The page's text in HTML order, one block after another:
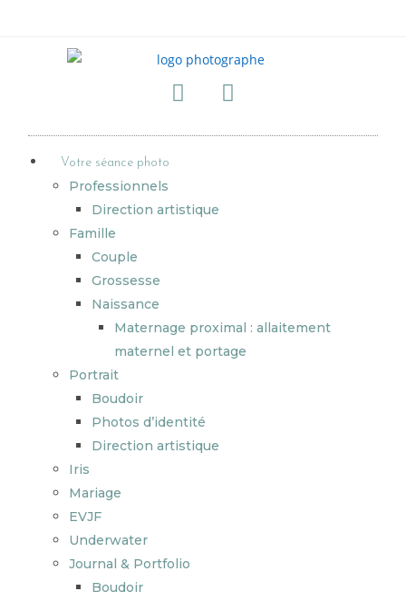
Votre séance photo
Professionnels
Direction artistique
Famille
Couple
Grossesse
Naissance
Maternage proximal : allaitement
maternel et portage
Portrait
Boudoir
Photos d’identité
Direction artistique
Iris
Mariage
EVJF
Underwater
Journal & Portfolio
Boudoir